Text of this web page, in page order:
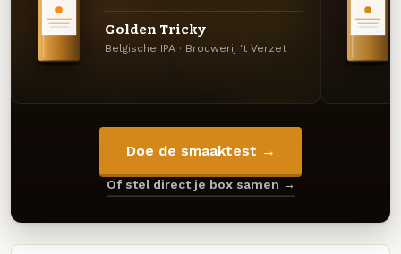
Golden Tricky
Belgische IPA · Brouwerij 't Verzet
Doe de smaaktest →
Of stel direct je box samen →